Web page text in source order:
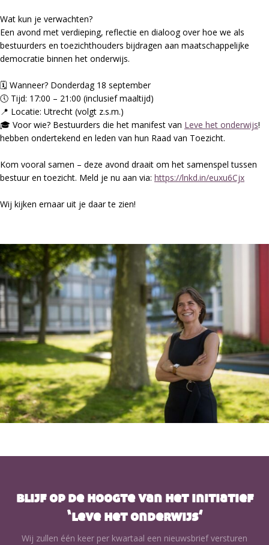
Wat kun je verwachten?
Een avond met verdieping, reflectie en dialoog over hoe we als
bestuurders en toezichthouders bijdragen aan maatschappelijke
democratie binnen het onderwijs.
🗓️ Wanneer? Donderdag 18 september
🕔 Tijd: 17:00 – 21:00 (inclusief maaltijd)
📍 Locatie: Utrecht (volgt z.s.m.)
🎓 Voor wie? Bestuurders die het manifest van Leve het onderwijs!
hebben ondertekend en leden van hun Raad van Toezicht.
Kom vooral samen – deze avond draait om het samenspel tussen
bestuur en toezicht. Meld je nu aan via: https://lnkd.in/euxu6Cjx
Wij kijken ernaar uit je daar te zien!
blijf op de hoogte van het initiatief
‘leve het onderwijs’
Wij zullen één keer per kwartaal een nieuwsbrief versturen